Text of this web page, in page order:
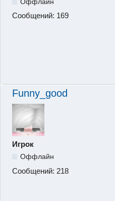
Оффлайн
Сообщений: 169
Funny_good
Игрок
Оффлайн
Сообщений: 218